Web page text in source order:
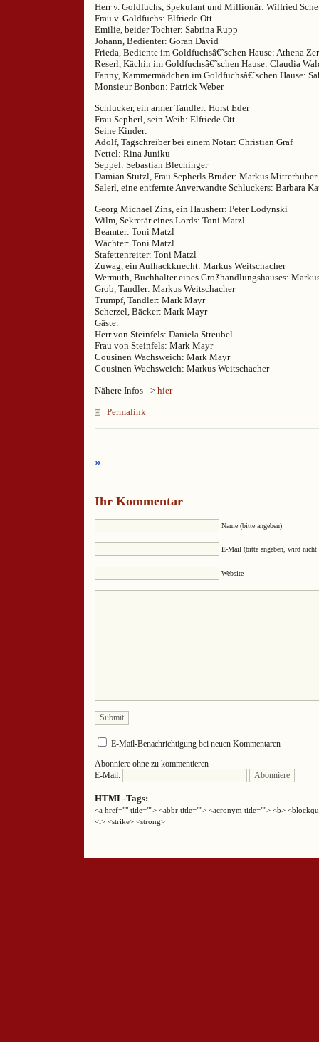
Herr v. Goldfuchs, Spekulant und Millionär: Wilfried
Frau v. Goldfuchs: Elfriede Ott
Emilie, beider Tochter: Sabrina Rupp
Johann, Bedienter: Goran David
Frieda, Bediente im Goldfuchsâ€˜schen Hause: Athena
Reserl, Kächin im Goldfuchsâ€˜schen Hause: Claudia
Fanny, Kammermädchen im Goldfuchsâ€˜schen Hause:
Monsieur Bonbon: Patrick Weber
Schlucker, ein armer Tandler: Horst Eder
Frau Sepherl, sein Weib: Elfriede Ott
Seine Kinder:
Adolf, Tagschreiber bei einem Notar: Christian Graf
Nettel: Rina Juniku
Seppel: Sebastian Blechinger
Damian Stutzl, Frau Sepherls Bruder: Markus Mitterhuber
Salerl, eine entfernte Anverwandte Schluckers: Barbara
Georg Michael Zins, ein Hausherr: Peter Lodynski
Wilm, Sekretär eines Lords: Toni Matzl
Beamter: Toni Matzl
Wächter: Toni Matzl
Stafettenreiter: Toni Matzl
Zuwag, ein Aufhackknecht: Markus Weitschacher
Wermuth, Buchhalter eines Großhandlungshauses:
Grob, Tandler: Markus Weitschacher
Trumpf, Tandler: Mark Mayr
Scherzel, Bäcker: Mark Mayr
Gäste:
Herr von Steinfels: Daniela Streubel
Frau von Steinfels: Mark Mayr
Cousinen Wachsweich: Mark Mayr
Cousinen Wachsweich: Markus Weitschacher
Nähere Infos –> hier
Permalink
»
Ihr Kommentar
Name (bitte angeben)
E-Mail (bitte angeben, wird nicht
Website
E-Mail-Benachrichtigung bei neuen Kommentaren
Abonniere ohne zu kommentieren
E-Mail:
HTML-Tags:
<a href="" title=""> <abbr title=""> <acronym title=""> <b>
<i> <strike> <strong>